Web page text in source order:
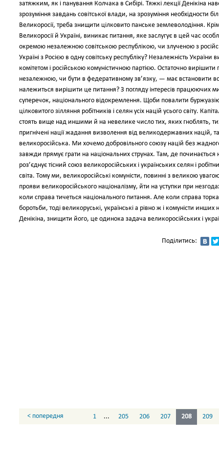
затяжким, як і панування Колчака в Сибірі. Тяжкі лекції Денікіна
зрозуміння завдань совітської влади, на зрозуміння необхідности
Великоросії, треба знищити цілковито панське землеволодіння.
Великоросії й Україні, виникає питання, яке заслугує в цей час
окремою незалежною совітською республікою, чи злученою з
Україні з Росією в одну совітську республіку? Незалежність
комітетом і російською комуністичною партією. Остаточно
незалежною, чи бути в федеративному зв’язку, — має встановити
належиться вирішити це питання? З погляду інтересів працюючих
суперечок, національного відокремлення. Щоби повалити
цілковитого зілляння робітників і селян усіх націй усього світу.
стоять вище над иншими й на невелике число тих, яких гноблять,
пригнічені нації жадання визволення від великодержавних націй,
великоросійська. Ми хочемо добровільного союзу націй без
завжди прямує грати на національних струнах. Там, де починається
роз’єднує тісний союз великоросійських і українських селян і
світа. Тому ми, великоросійські комуністи, повинні з великою
прояви великоросійського націоналізму, йти на уступки при
коли справа тичеться національного питання. Але коли справа
боротьби, тоді великоруські, українські а рівно ж і комуністи
Денікіна, знищити його, це одинока задача великоросійських і
Поділитись:
< попередня 1 ... 205 206 207 208 209